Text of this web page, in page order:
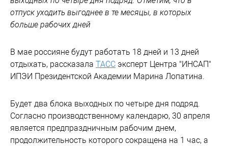
отпуск уходить выгоднее в те месяцы, в которых
больше рабочих дней
В мае россияне будут работать 18 дней и 13 дней
отдыхать, рассказала ТАСС эксперт Центра "ИНСАП"
ИПЭИ Президентской Академии Марина Лопатина.
Будет два блока выходных по четыре дня подряд.
Согласно производственному календарю, 30 апреля
является предпраздничным рабочим днем,
продолжительность которого сокращена на 1 час, а